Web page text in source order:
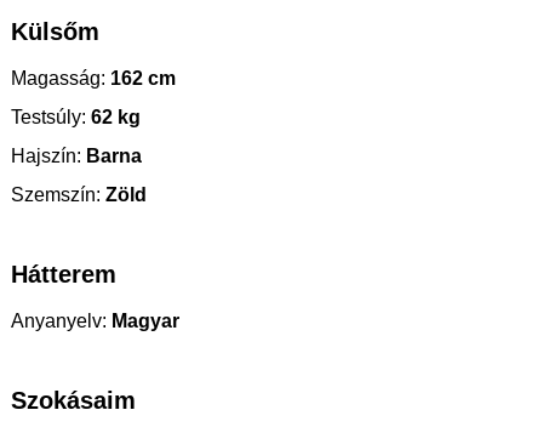
Külsőm
Magasság: 162 cm
Testsúly: 62 kg
Hajszín: Barna
Szemszín: Zöld
Hátterem
Anyanyelv: Magyar
Szokásaim